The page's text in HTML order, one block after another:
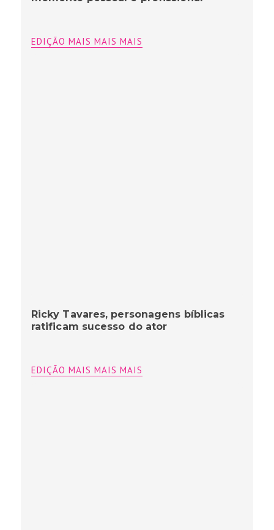
EDIÇÃO MAIS MAIS MAIS
Ricky Tavares, personagens bíblicas
ratificam sucesso do ator
EDIÇÃO MAIS MAIS MAIS